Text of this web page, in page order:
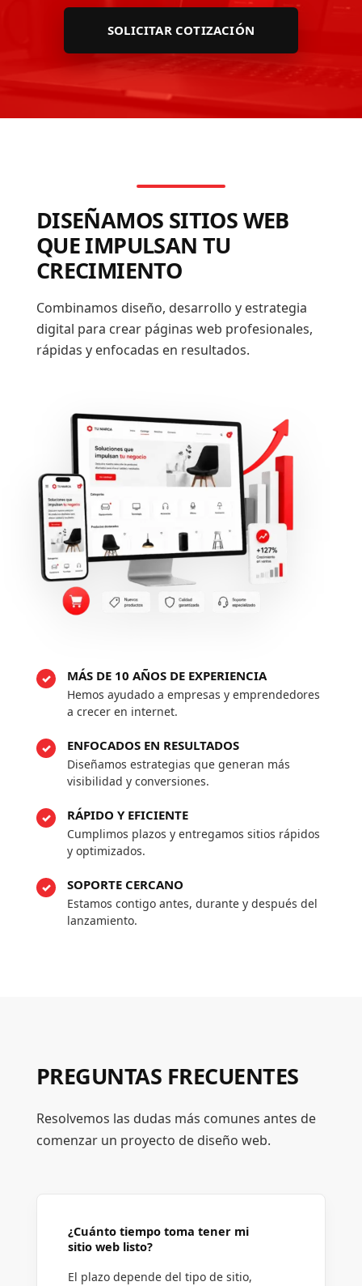
SOLICITAR COTIZACIÓN
DISEÑAMOS SITIOS WEB
QUE IMPULSAN TU
CRECIMIENTO
Combinamos diseño, desarrollo y estrategia
digital para crear páginas web profesionales,
rápidas y enfocadas en resultados.
MÁS DE 10 AÑOS DE EXPERIENCIA
Hemos ayudado a empresas y emprendedores
a crecer en internet.
ENFOCADOS EN RESULTADOS
Diseñamos estrategias que generan más
visibilidad y conversiones.
RÁPIDO Y EFICIENTE
Cumplimos plazos y entregamos sitios rápidos
y optimizados.
SOPORTE CERCANO
Estamos contigo antes, durante y después del
lanzamiento.
PREGUNTAS FRECUENTES
Resolvemos las dudas más comunes antes de
comenzar un proyecto de diseño web.
¿Cuánto tiempo toma tener mi
sitio web listo?
El plazo depende del tipo de sitio,